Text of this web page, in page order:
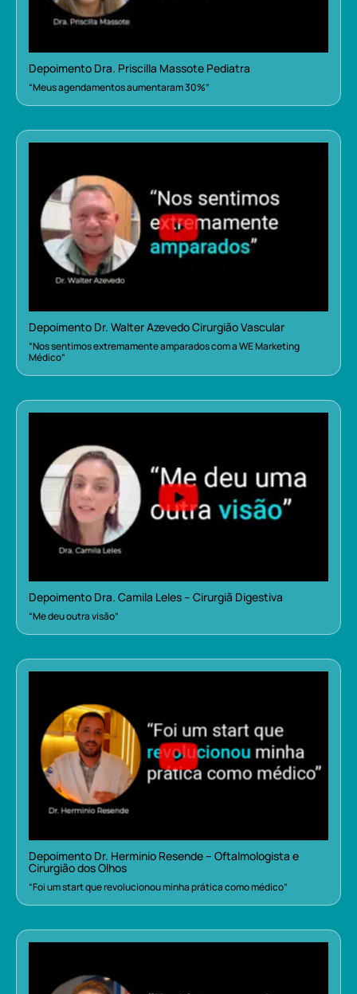
Depoimento Dra. Priscilla Massote Pediatra
“Meus agendamentos aumentaram 30%”
Depoimento Dr. Walter Azevedo Cirurgião Vascular
“Nos sentimos extremamente amparados com a WE Marketing
Médico”
Depoimento Dra. Camila Leles – Cirurgiã Digestiva
“Me deu outra visão”
Depoimento Dr. Herminio Resende – Oftalmologista e
Cirurgião dos Olhos
“Foi um start que revolucionou minha prática como médico”